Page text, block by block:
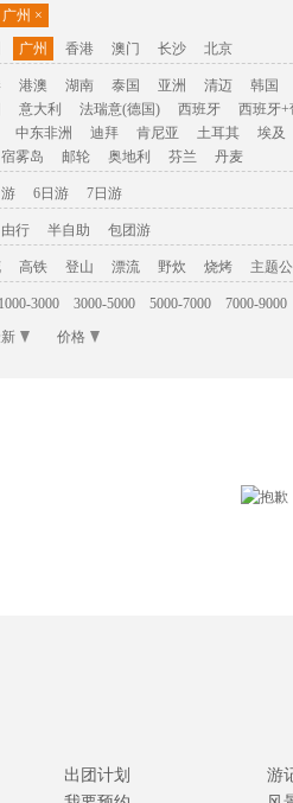
广州 ×
广州 香港 澳门 长沙 北京
港澳 湖南 泰国 亚洲 清迈
韩国
意大利 法瑞意(德国) 西班牙
西班牙+
中东非洲 迪拜 肯尼亚 土耳其
埃及
宿雾岛 邮轮 奥地利 芬兰 丹麦
6日游 7日游
行 半自助 包团游
高铁 登山 漂流 野炊 烧烤 主题
1000-3000 3000-5000 5000-7000
7000-9000
价格
出团计划
游